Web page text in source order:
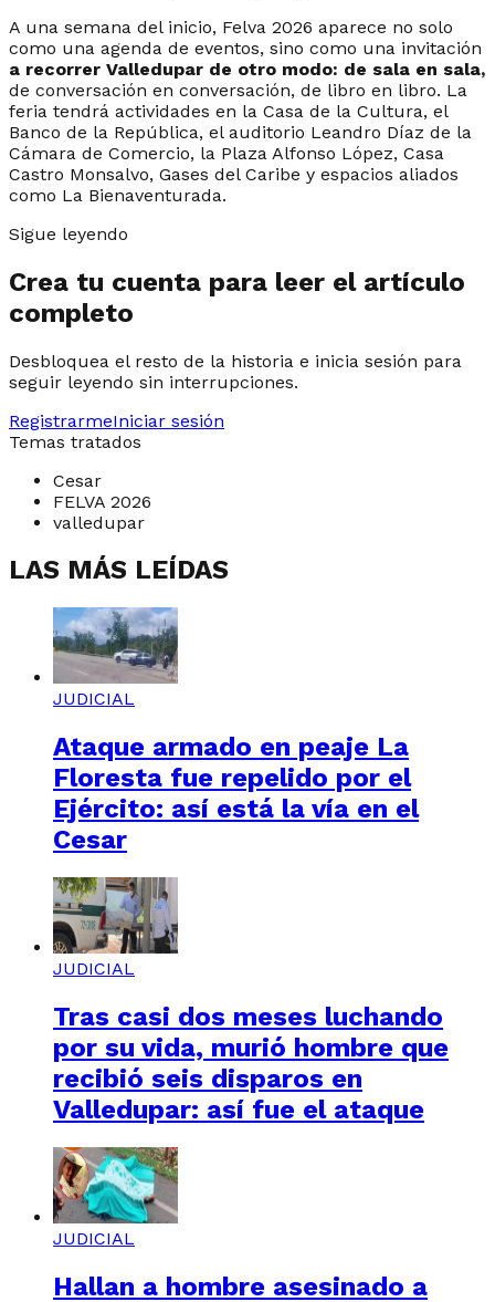
A una semana del inicio, Felva 2026 aparece no solo
como una agenda de eventos, sino como una invitación
a recorrer Valledupar de otro modo: de sala en sala,
de conversación en conversación, de libro en libro. La
feria tendrá actividades en la Casa de la Cultura, el
Banco de la República, el auditorio Leandro Díaz de la
Cámara de Comercio, la Plaza Alfonso López, Casa
Castro Monsalvo, Gases del Caribe y espacios aliados
como La Bienaventurada.
Sigue leyendo
Crea tu cuenta para leer el artículo
completo
Desbloquea el resto de la historia e inicia sesión para
seguir leyendo sin interrupciones.
RegistrarmeIniciar sesión
Temas tratados
Cesar
FELVA 2026
valledupar
LAS MÁS LEÍDAS
JUDICIAL
Ataque armado en peaje La
Floresta fue repelido por el
Ejército: así está la vía en el
Cesar
JUDICIAL
Tras casi dos meses luchando
por su vida, murió hombre que
recibió seis disparos en
Valledupar: así fue el ataque
JUDICIAL
Hallan a hombre asesinado a